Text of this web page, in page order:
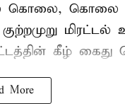
கொலை, கொலை
கீழ் கைது
More